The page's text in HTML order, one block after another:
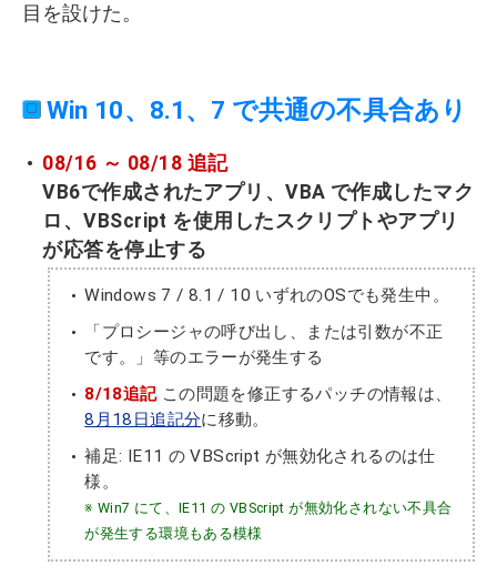
目を設けた。
Win 10、8.1、7 で共通の不具合あり
08/16 ～ 08/18 追記
VB6で作成されたアプリ、VBA で作成したマク
ロ、VBScript を使用したスクリプトやアプリ
が応答を停止する
Windows 7 / 8.1 / 10 いずれのOSでも発生中。
「プロシージャの呼び出し、または引数が不正
です。」等のエラーが発生する
8/18追記この問題を修正するパッチの情報は、
8月18日追記分に移動。
補足: IE11 の VBScript が無効化されるのは仕
様。
※ Win7 にて、IE11 の VBScript が無効化されない不具合
が発生する環境もある模様